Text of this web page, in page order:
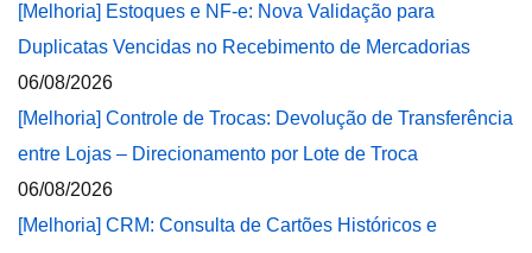
[Melhoria] Estoques e NF-e: Nova Validação para
Duplicatas Vencidas no Recebimento de Mercadorias
06/08/2026
[Melhoria] Controle de Trocas: Devolução de Transferência
entre Lojas – Direcionamento por Lote de Troca
06/08/2026
[Melhoria] CRM: Consulta de Cartões Históricos e